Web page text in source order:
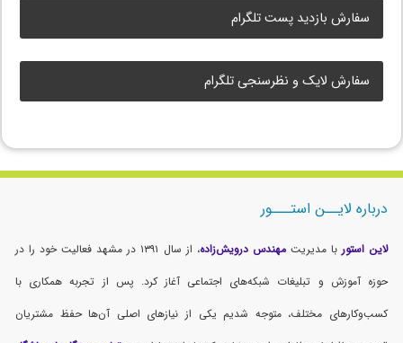
سفارش بازدید پست تلگرام
سفارش لایک و نظرسنجی تلگرام